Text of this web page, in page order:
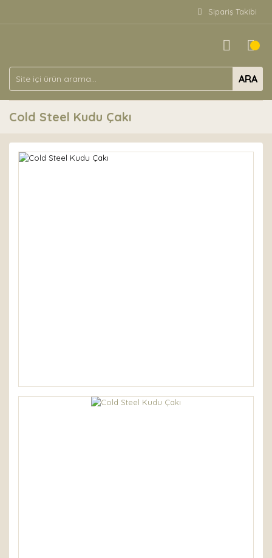
Sipariş Takibi
ARA
Cold Steel Kudu Çakı